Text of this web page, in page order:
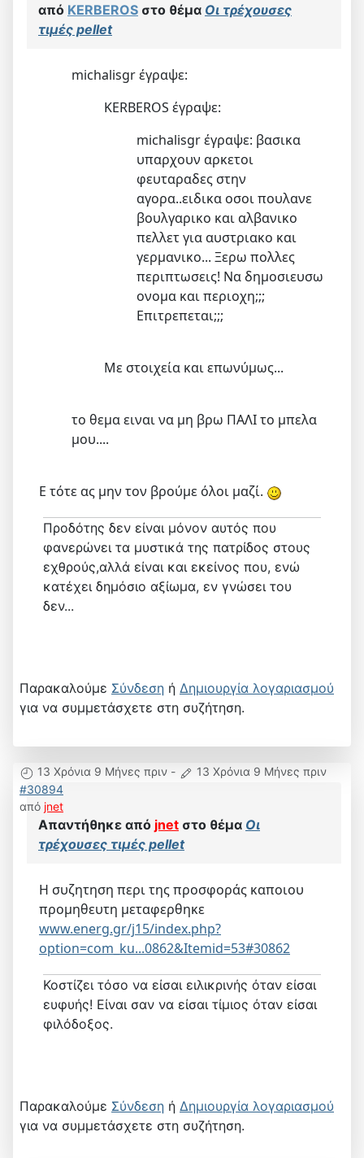
από KERBEROS στο θέμα Οι τρέχουσες
τιμές pellet
michalisgr έγραψε:
KERBEROS έγραψε:
michalisgr έγραψε: βασικα
υπαρχουν αρκετοι
φευταραδες στην
αγορα..ειδικα οσοι πουλανε
βουλγαρικο και αλβανικο
πελλετ για αυστριακο και
γερμανικο... Ξερω πολλες
περιπτωσεις! Να δημοσιευσω
ονομα και περιοχη;;;
Επιτρεπεται;;;
Με στοιχεία και επωνύμως...
το θεμα ειναι να μη βρω ΠΑΛΙ το μπελα
μου....
Ε τότε ας μην τον βρούμε όλοι μαζί.
Προδότης δεν είναι μόνον αυτός που
φανερώνει τα μυστικά της πατρίδος στους
εχθρούς,αλλά είναι και εκείνος που, ενώ
κατέχει δημόσιο αξίωμα, εν γνώσει του
δεν...
Παρακαλούμε Σύνδεση ή Δημιουργία λογαριασμού
για να συμμετάσχετε στη συζήτηση.
13 Χρόνια 9 Μήνες πριν -
13 Χρόνια 9 Μήνες πριν
#30894
από jnet
Απαντήθηκε από jnet στο θέμα Οι
τρέχουσες τιμές pellet
Η συζητηση περι της προσφοράς καποιου
προμηθευτη μεταφερθηκε
www.energ.gr/j15/index.php?
option=com_ku...0862&Itemid=53#30862
Κοστίζει τόσο να είσαι ειλικρινής όταν είσαι
ευφυής! Είναι σαν να είσαι τίμιος όταν είσαι
φιλόδοξος.
Παρακαλούμε Σύνδεση ή Δημιουργία λογαριασμού
για να συμμετάσχετε στη συζήτηση.